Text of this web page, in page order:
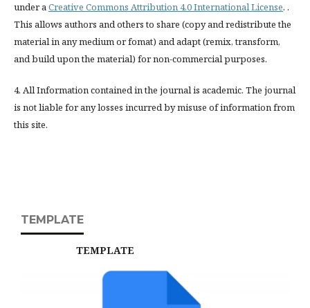
under aCreative Commons Attribution 4.0 International License. .
This allows authors and others to share (copy and redistribute the
material in any medium or fomat) and adapt (remix, transform,
and build upon the material) for non-commercial purposes.
4. All Information contained in the journal is academic. The journal
is not liable for any losses incurred by misuse of information from
this site.
TEMPLATE
TEMPLATE